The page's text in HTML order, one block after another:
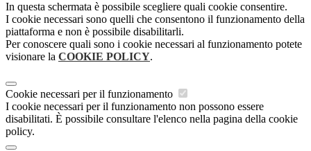
In questa schermata è possibile scegliere quali cookie consentire.
I cookie necessari sono quelli che consentono il funzionamento della
piattaforma e non è possibile disabilitarli.
Per conoscere quali sono i cookie necessari al funzionamento potete
visionare la COOKIE POLICY.
Cookie necessari per il funzionamento
I cookie necessari per il funzionamento non possono essere
disabilitati. È possibile consultare l'elenco nella pagina della cookie
policy.